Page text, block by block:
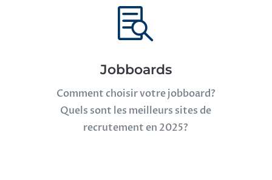

Jobboards
Comment choisir votre jobboard?
Quels sont les meilleurs sites de
recrutement en 2025?